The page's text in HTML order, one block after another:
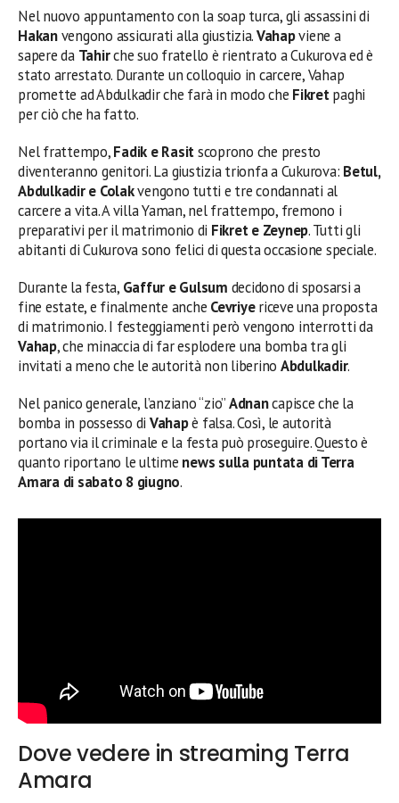
Nel nuovo appuntamento con la soap turca, gli assassini di
Hakanvengono assicurati alla giustizia.Vahapviene a
sapere da Tahirche suo fratello è rientrato a Cukurova ed è
stato arrestato. Durante un colloquio in carcere, Vahap
promette ad Abdulkadir che farà in modo che Fikretpaghi
per ciò che ha fatto.
Nel frattempo,Fadik e Rasitscoprono che presto
diventeranno genitori. La giustizia trionfa a Cukurova: Betul,
Abdulkadir e Colakvengono tutti e tre condannati al
carcere a vita. A villa Yaman, nel frattempo, fremono i
preparativi per il matrimonio di Fikret e Zeynep. Tutti gli
abitanti di Cukurova sono felici di questa occasione speciale.
Durante la festa, Gaffur e Gulsum decidono di sposarsi a
fine estate, e finalmente anche Cevriyericeve una proposta
di matrimonio. I festeggiamenti però vengono interrotti da
Vahap, che minaccia di far esplodere una bomba tra gli
invitati a meno che le autorità non liberino Abdulkadir.
Nel panico generale, l’anziano “zio”Adnancapisce che la
bomba in possesso di Vahapè falsa. Così, le autorità
portano via il criminale e la festa può proseguire. Questo è
quanto riportano le ultime news sulla puntata di Terra
Amara di sabato 8 giugno.
Dove vedere in streaming Terra
Amara